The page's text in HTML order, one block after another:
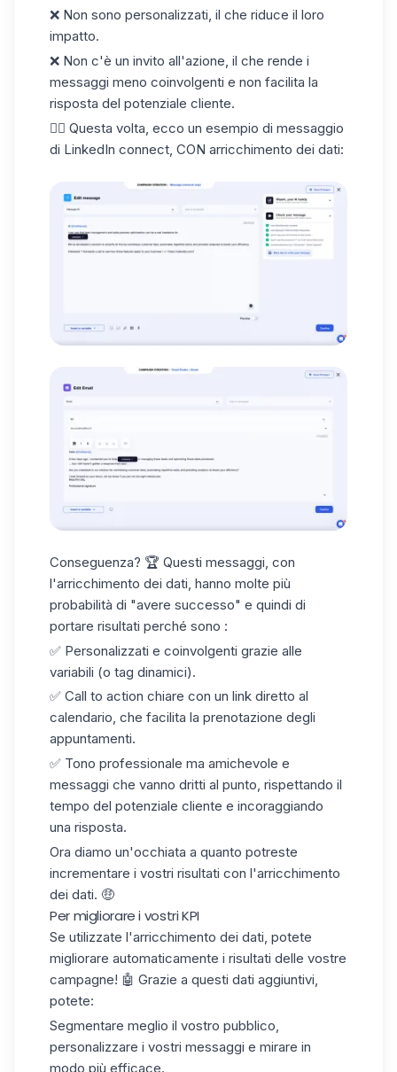
❌ Non sono personalizzati, il che riduce il loro
impatto.
❌ Non c'è un invito all'azione, il che rende i
messaggi meno coinvolgenti e non facilita la
risposta del potenziale cliente.
👇🏼 Questa volta, ecco un esempio di messaggio
di LinkedIn connect , CON arricchimento dei dati:
Conseguenza? 🏆 Questi messaggi, con
l'arricchimento dei dati, hanno molte più
probabilità di "avere successo" e quindi di
portare risultati perché sono :
✅ Personalizzati e coinvolgenti grazie alle
variabili (o tag dinamici).
✅ Call to action chiare con un link diretto al
calendario, che facilita la prenotazione degli
appuntamenti.
✅ Tono professionale ma amichevole e
messaggi che vanno dritti al punto, rispettando il
tempo del potenziale cliente e incoraggiando
una risposta.
Ora diamo un'occhiata a quanto potreste
incrementare i vostri risultati con l'arricchimento
dei dati. 🤑
Per migliorare i vostri KPI
Se utilizzate l'arricchimento dei dati, potete
migliorare automaticamente i risultati delle vostre
campagne! 🤖 Grazie a questi dati aggiuntivi,
potete:
Segmentare meglio il vostro pubblico,
personalizzare i vostri messaggi e mirare in
modo più efficace.